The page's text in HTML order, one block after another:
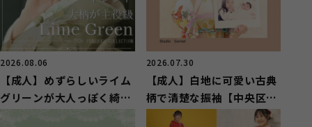
2026.08.06
【成人】めずらしいライム
グリーンが大人っぽく綺麗
2026.07.30
【成人】白地に可愛い古典
柄で清楚な振袖【中央区湖
東町】